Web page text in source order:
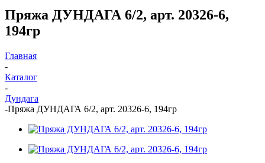
Пряжа ДУНДАГА 6/2, арт. 20326-6,
194гр
Главная
-
Каталог
-
Дундага
-Пряжа ДУНДАГА 6/2, арт. 20326-6, 194гр